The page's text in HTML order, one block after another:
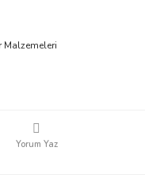
Malzemeleri
Yorum Yaz